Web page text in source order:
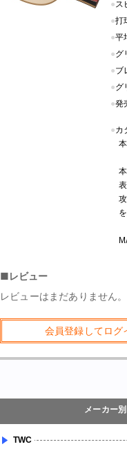
●ス
●打
●平
●グ
●ブ
●グ
●発
●カ
■レビュー
レビューはまだありません。
会員登録してログ
メーカー
TWC